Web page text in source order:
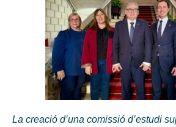
La creació d’una comissió d’estudi